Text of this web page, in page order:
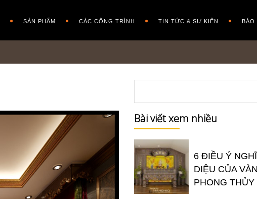
SẢN PHẨM CÁC CÔNG TRÌNH TIN TỨC & SỰ KIỆN BÁO
Bài viết xem nhiều
6 ĐIỀU Ý
DIỆU CỦA
PHONG THỦY